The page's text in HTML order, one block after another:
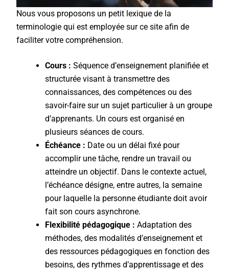
Nous vous proposons un petit lexique de la
terminologie qui est employée sur ce site afin de
faciliter votre compréhension.
Cours : Séquence d’enseignement planifiée et
structurée visant à transmettre des
connaissances, des compétences ou des
savoir-faire sur un sujet particulier à un groupe
d’apprenants. Un cours est organisé en
plusieurs séances de cours.
Échéance : Date ou un délai fixé pour
accomplir une tâche, rendre un travail ou
atteindre un objectif. Dans le contexte actuel,
l’échéance désigne, entre autres, la semaine
pour laquelle la personne étudiante doit avoir
fait son cours asynchrone.
Flexibilité pédagogique : Adaptation des
méthodes, des modalités d’enseignement et
des ressources pédagogiques en fonction des
besoins, des rythmes d’apprentissage et des